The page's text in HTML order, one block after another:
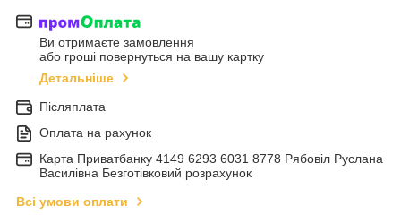
Ви отримаєте замовлення
або гроші повернуться на вашу картку
Детальніше
Післяплата
Оплата на рахунок
Карта Приватбанку 4149 6293 6031 8778 Рябовіл Руслана
Василівна Безготівковий розрахунок
Всі умови оплати